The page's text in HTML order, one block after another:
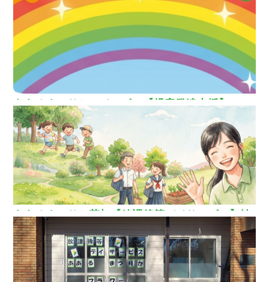
ス】
ああるまつりかレインボー【児童発達支援】
ああるまつりか草加【放課後等デイサービス】埼
玉県草加市